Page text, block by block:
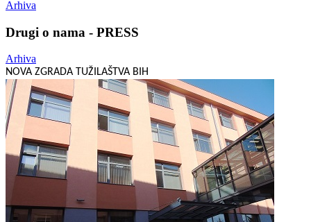
Arhiva
Drugi o nama - PRESS
Arhiva
NOVA ZGRADA TUŽILAŠTVA BIH